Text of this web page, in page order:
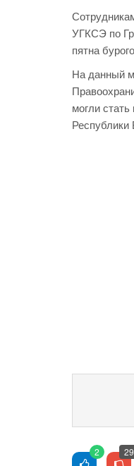
УГКСЭ по
пятна
На данный
могли
Республики
2 29